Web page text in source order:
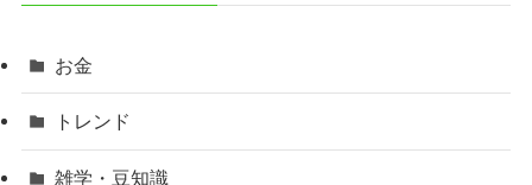
お金
トレンド
雑学・豆知識